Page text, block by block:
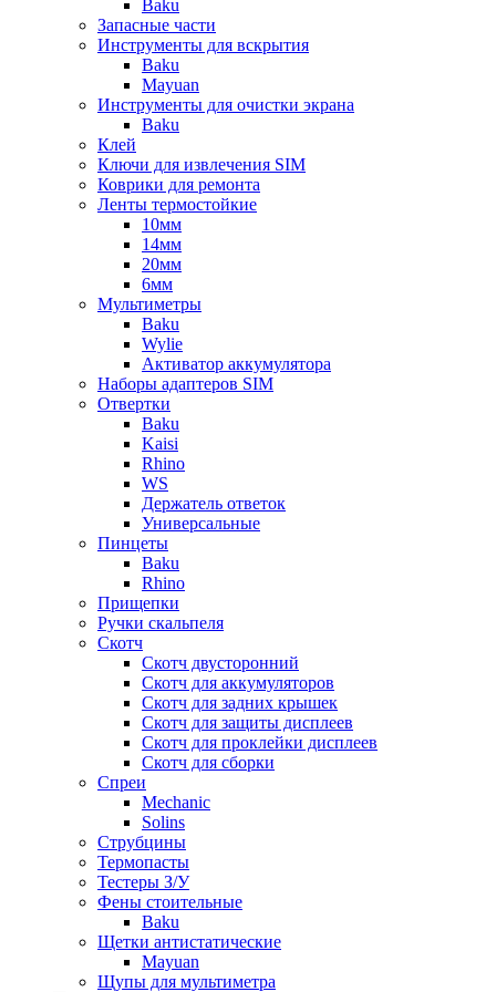
Baku
Запасные части
Инструменты для вскрытия
Baku
Mayuan
Инструменты для очистки экрана
Baku
Клей
Ключи для извлечения SIM
Коврики для ремонта
Ленты термостойкие
10мм
14мм
20мм
6мм
Мультиметры
Baku
Wylie
Активатор аккумулятора
Наборы адаптеров SIM
Отвертки
Baku
Kaisi
Rhino
WS
Держатель ответок
Универсальные
Пинцеты
Baku
Rhino
Прищепки
Ручки скальпеля
Скотч
Скотч двусторонний
Скотч для аккумуляторов
Скотч для задних крышек
Скотч для защиты дисплеев
Скотч для проклейки дисплеев
Скотч для сборки
Спреи
Mechanic
Solins
Струбцины
Термопасты
Тестеры З/У
Фены стоительные
Baku
Щетки антистатические
Mayuan
Щупы для мультиметра